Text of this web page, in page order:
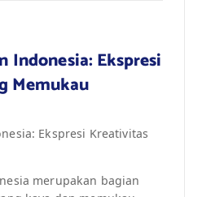
Indonesia: Ekspresi
Memukau
Ekspresi Kreativitas
merupakan bagian